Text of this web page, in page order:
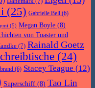
(25) Gabrielle Bell (6)
(5) Megan Boyle (8)
von Toaster und
(7) Rainald Goetz
(24)
(6) Stacey Teague (12)
Superschiff (8) Tao Lin